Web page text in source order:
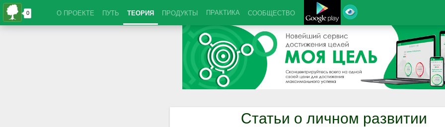
О ПРОЕКТЕ ПУТЬ ТЕОРИЯ ПРОДУКТЫ ПРАКТИКА СООБЩЕСТВО
Статьи о личном развитии